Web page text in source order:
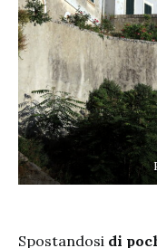
Spostandosi di